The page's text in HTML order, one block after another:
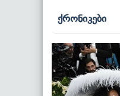
ქრონიკები